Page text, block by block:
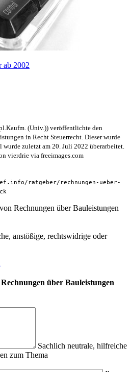
ab 2002
(Univ.)) veröffentlichte den
in Recht Steuerrecht. Dieser wurde
zuletzt am 20. Juli 2022 überarbeitet.
vierdrie via freeimages.com
ratgeber/rechnungen-ueber-
Rechnungen über Bauleistungen
anstößige, rechtswidrige oder
über Bauleistungen
Sachlich neutrale, hilfreiche
zum Thema